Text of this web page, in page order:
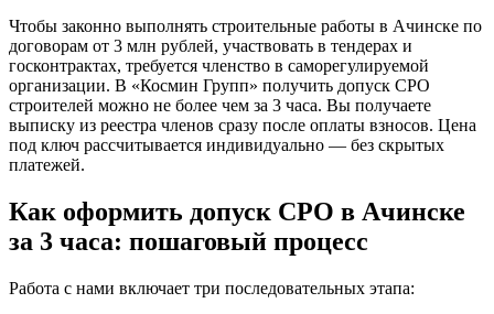
Чтобы законно выполнять строительные работы в Ачинске по
договорам от 3 млн рублей, участвовать в тендерах и
госконтрактах, требуется членство в саморегулируемой
организации. В «Космин Групп» получить допуск СРО
строителей можно не более чем за 3 часа. Вы получаете
выписку из реестра членов сразу после оплаты взносов. Цена
под ключ рассчитывается индивидуально — без скрытых
платежей.
Как оформить допуск СРО в Ачинске
за 3 часа: пошаговый процесс
Работа с нами включает три последовательных этапа: